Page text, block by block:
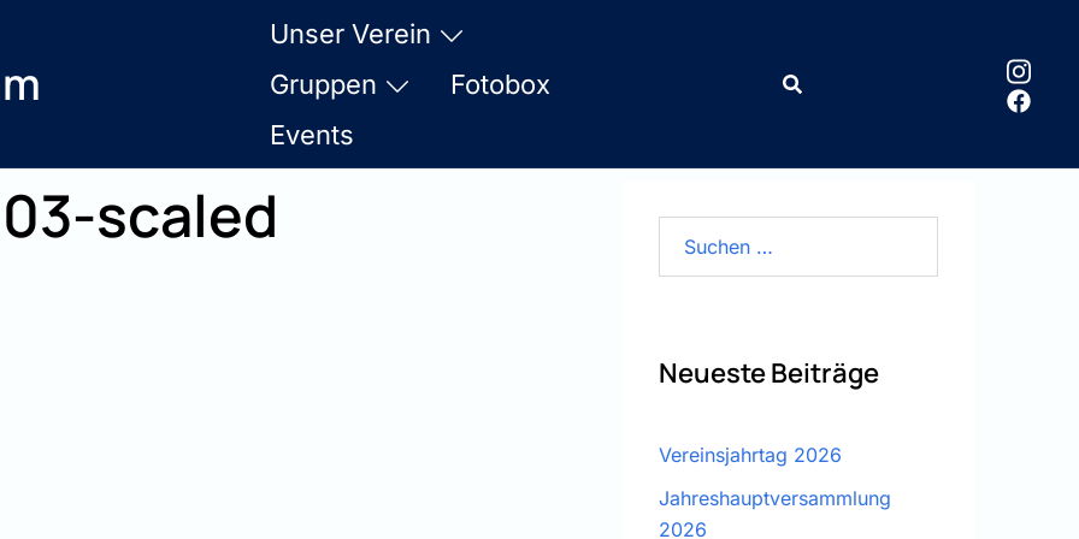
Unser Verein
Gruppen
Fotobox
Events
scaled
nach:
Neueste Beiträge
Vereinsjahrtag 2026
Jahreshauptversammlung
2026